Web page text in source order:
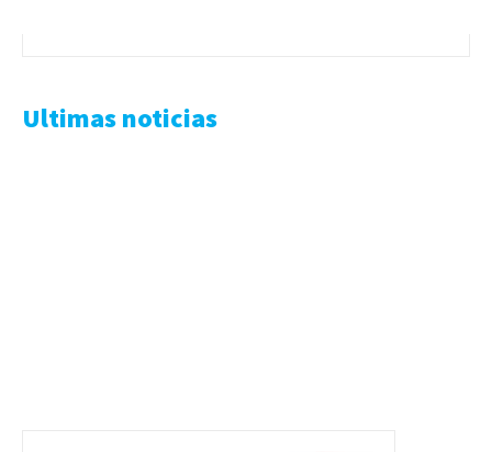
Ultimas noticias